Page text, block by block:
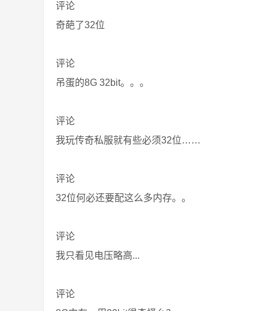
评论
奇葩了32位
评论
吊蛋的8G 32bit。。。
评论
我玩传奇私服就有些必须32位……
评论
32位何必还要配这么多内存。。
评论
我只看见电压略高...
评论